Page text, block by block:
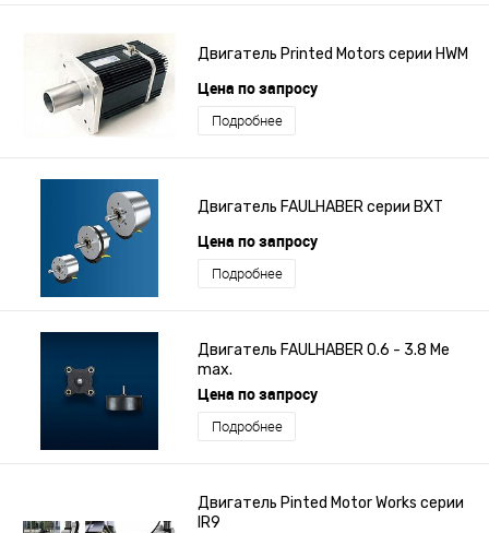
Двигатель Printed Motors серии HWM
Цена по запросу
Подробнее
Двигатель FAULHABER серии BXT
Цена по запросу
Подробнее
Двигатель FAULHABER 0.6 - 3.8 Me
max.
Цена по запросу
Подробнее
Двигатель Pinted Motor Works серии
IR9